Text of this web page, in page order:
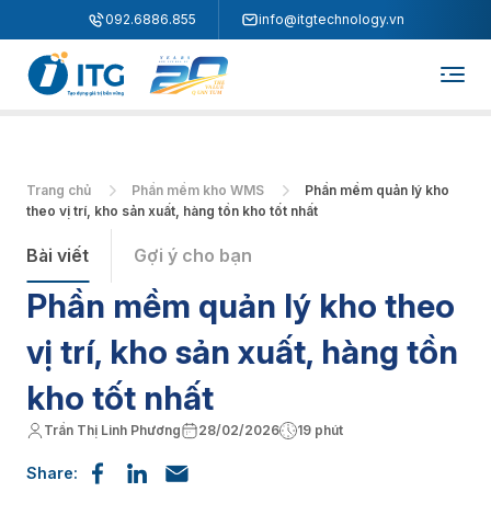
092.6886.855 info@itgtechnology.vn
Trang chủ Phần mềm kho WMS
Phần mềm quản lý kho
theo vị trí, kho sản xuất, hàng tồn kho tốt nhất
Bài viết Gợi ý cho bạn
Phần mềm quản lý kho theo
vị trí, kho sản xuất, hàng tồn
kho tốt nhất
Trần Thị Linh Phương 28/02/2026 19 phút
Share: